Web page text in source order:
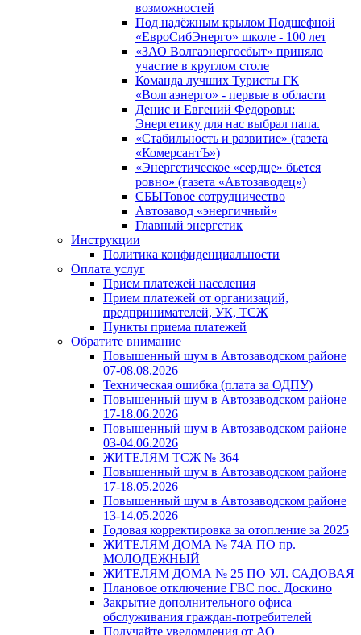
возможностей
Под надёжным крылом Подшефной
«ЕвроСибЭнерго» школе - 100 лет
«ЗАО Волгаэнергосбыт» приняло
участие в круглом столе
Команда лучших Туристы ГК
«Волгаэнерго» - первые в области
Денис и Евгений Федоровы:
Энергетику для нас выбрал папа.
«Стабильность и развитие» (газета
«КомерсантЪ»)
«Энергетическое «сердце» бьется
ровно» (газета «Автозаводец»)
СБЫТовое сотрудничество
Автозавод «энергичный»
Главный энергетик
Инструкции
Политика конфиденциальности
Оплата услуг
Прием платежей населения
Прием платежей от организаций,
предпринимателей, УК, ТСЖ
Пункты приема платежей
Обратите внимание
Повышенный шум в Автозаводском районе
07-08.08.2026
Техническая ошибка (плата за ОДПУ)
Повышенный шум в Автозаводском районе
17-18.06.2026
Повышенный шум в Автозаводском районе
03-04.06.2026
ЖИТЕЛЯМ ТСЖ № 364
Повышенный шум в Автозаводском районе
17-18.05.2026
Повышенный шум в Автозаводском районе
13-14.05.2026
Годовая корректировка за отопление за 2025
ЖИТЕЛЯМ ДОМА № 74А ПО пр.
МОЛОДЕЖНЫЙ
ЖИТЕЛЯМ ДОМА № 25 ПО УЛ. САДОВАЯ
Плановое отключение ГВС пос. Доскино
Закрытие дополнительного офиса
обслуживания граждан-потребителей
Получайте уведомления от АО